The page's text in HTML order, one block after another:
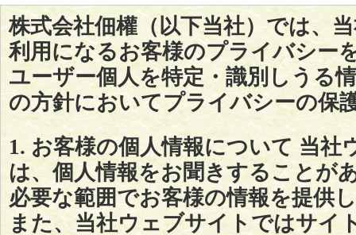
株式会社佃權（以下当社）では、
利用になるお客様のプライバシー
ユーザー個人を特定・識別しうる
の方針においてプライバシーの保
1. お客様の個人情報について 当社
は、個人情報をお聞きすることが
必要な範囲でお客様の情報を提供
また、当社ウェブサイトではサイ